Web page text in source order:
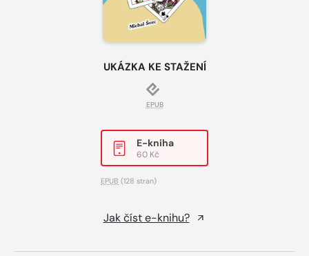
UKÁZKA KE STAŽENÍ
EPUB
E-kniha
60 Kč
EPUB (128 stran)
Jak číst e-knihu?